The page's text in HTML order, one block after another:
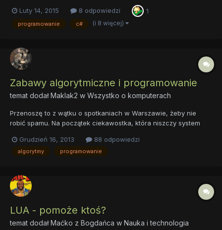
w programowaniu. Drugi - abyście WY mogli skorzystać z moich
umiejętności i jednocześnie mogli skorzystać z tego, co...
Luty 14, 2015 8 odpowiedzi 1
programowanie c# (i 8 więcej)
Zabawy algorytmiczne i programowanie
temat dodałMaklak2 w Wszystko o komputerach
Przenoszę to z wątku o spotkaniach w Warszawie, żeby nie
robić spamu. Na początek ciekawostka, która niszczy system
https://www.destroyallsoftware.com/talks/wat Na ostatnim
spotkaniu ktoś coś mówił o rekurencji w trójkącie pascala.
Grudzień 16, 2013 88 odpowiedzi
algorytmy programowanie
LUA - pomoże ktoś?
temat dodałMaćko z Bogdańca w Nauka i technologia